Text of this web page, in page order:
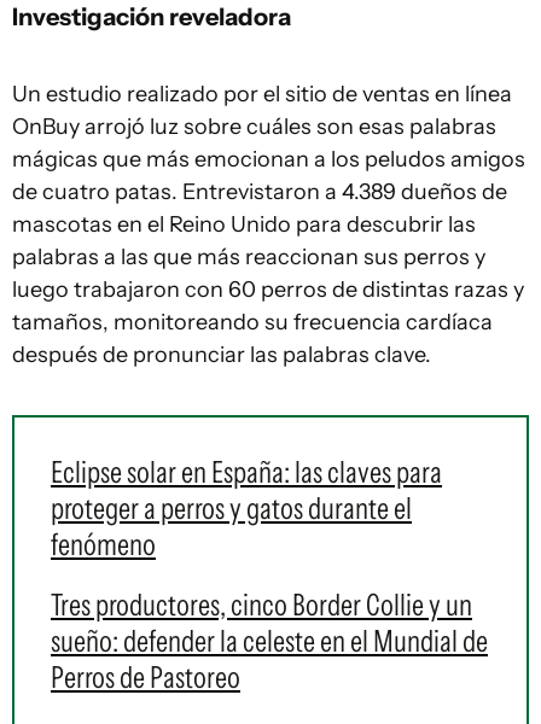
Investigación reveladora
Un estudio realizado por el sitio de ventas en línea
OnBuy arrojó luz sobre cuáles son esas palabras
mágicas que más emocionan a los peludos amigos
de cuatro patas. Entrevistaron a 4.389 dueños de
mascotas en el Reino Unido para descubrir las
palabras a las que más reaccionan sus perros y
luego trabajaron con 60 perros de distintas razas y
tamaños, monitoreando su frecuencia cardíaca
después de pronunciar las palabras clave.
Eclipse solar en España: las claves para
proteger a perros y gatos durante el
fenómeno
Tres productores, cinco Border Collie y un
sueño: defender la celeste en el Mundial de
Perros de Pastoreo